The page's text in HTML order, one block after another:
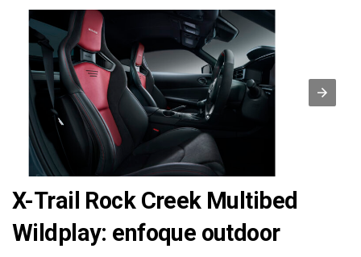
X-Trail Rock Creek Multibed
Wildplay: enfoque outdoor